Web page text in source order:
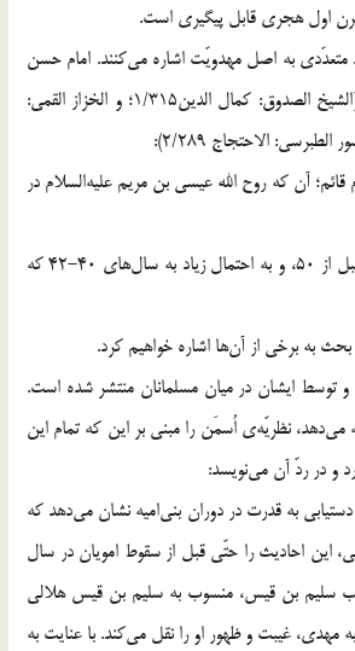
اول هجری قابل پیگیری است.
متعدّدی به اصل مهدویّت اشاره می‌کنند. امام حسن
علیه‌السلام نیز وقتی از طرف شیعیان درباره‌ی صلح مورد اعتراض قرار می‌گیرند می‌فرمایند (الشیخ الصدوق: کمال الدین1/315؛ و الخزاز القمی:
آن که روح الله عیسی بن مریم علیه‌السلام در
این روایت، از جمله مواردی است که آغاز طرح اصل مهدویّت و مباحث آن را به سال‌های قبل از 50، و به احتمال زیاد به سال‌های 40-42 که
به برخی از آن‌ها اشاره خواهیم کرد.
توسط ایشان در میان مسلمانان منتشر شده است.
نظریّه‌ی اُسمَن را مبنی بر این که تمام این
و در ردّ آن می‌نویسد:
به قدرت در دوران بنی‌امیه نشان می‌دهد که
این احادیث را حتّی قبل از سقوط امویان در سال
سلیم بن قیس، منسوب به سلیم بن قیس هلالی
نبوی مربوط به مهدی، غیبت و ظهور او را نقل می‌کند. با عنایت به